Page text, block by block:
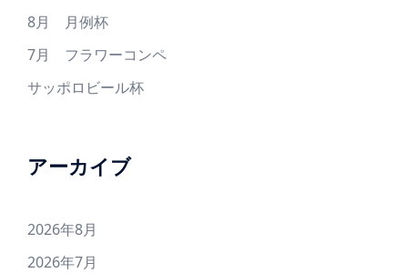
8月 月例杯
7月 フラワーコンペ
サッポロビール杯
アーカイブ
2026年8月
2026年7月